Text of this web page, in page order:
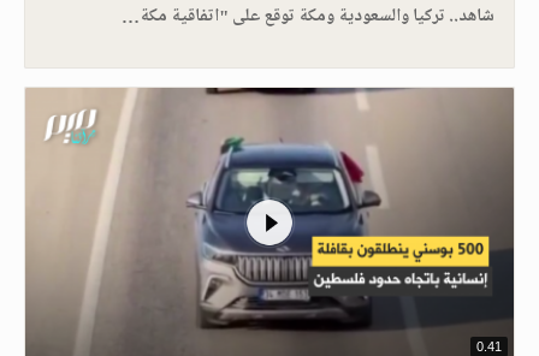
شاهد.. تركيا والسعودية ومكة توقع على "اتفاقية مكة…
0.41